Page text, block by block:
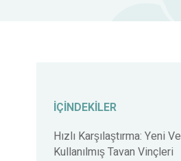
İÇINDEKILER
Hızlı Karşılaştırma: Yeni Ve
Kullanılmış Tavan Vinçleri